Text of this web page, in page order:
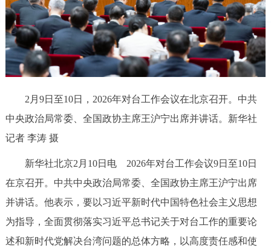
2月9日至10日，2026年对台工作会议在北京召开。中共
中央政治局常委、全国政协主席王沪宁出席并讲话。新华社
记者 李涛 摄
新华社北京2月10日电 2026年对台工作会议9日至10日
在京召开。中共中央政治局常委、全国政协主席王沪宁出席
并讲话。他表示，要以习近平新时代中国特色社会主义思想
为指导，全面贯彻落实习近平总书记关于对台工作的重要论
述和新时代党解决台湾问题的总体方略，以高度责任感和使